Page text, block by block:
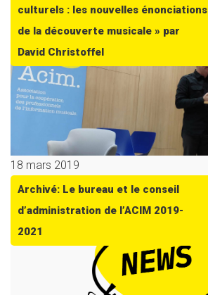
culturels : les nouvelles énonciations
de la découverte musicale » par
David Christoffel
18 mars 2019
Archivé: Le bureau et le conseil
d’administration de l’ACIM 2019-
2021